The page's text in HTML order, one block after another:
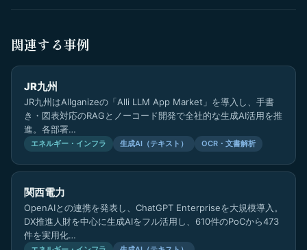
関連する事例
JR九州
JR九州はAllganizeの「Alli LLM App Market」を導入し、手書
き・図表対応のRAGとノーコード開発で全社的な生成AI活用を推
進。各部署…
エネルギー・インフラ 生成AI（テキスト） OCR・文書解析
関西電力
OpenAIとの連携を発表し、ChatGPT Enterpriseを大規模導入。
DX推進人財を中心に生成AIをフル活用し、610件のPoCから473
件を実用化…